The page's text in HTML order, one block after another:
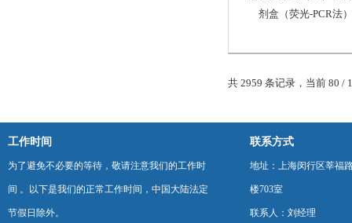
剂盒（荧光-PCR法）
共 2959 条记录，当前 80 /
工作时间
为了避免不必要的等待，敬请注意我们的工作时
间 。以下是我们的正常工作时间，中国大陆法定
节假日除外。
联系方式
地址：上海闵行区莘福
楼703室
联系人：刘经理